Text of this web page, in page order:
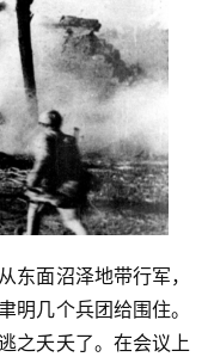
东面沼泽地带行军，
明几个兵团给围住。
之夭夭了。在会议上